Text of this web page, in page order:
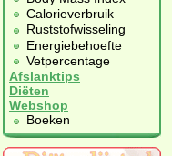
Calorieverbruik
Ruststofwisseling
Energiebehoefte
Vetpercentage
Afslanktips
Diëten
Webshop
Boeken